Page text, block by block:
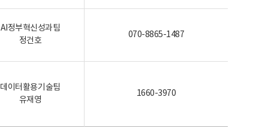
AI정부혁신성과팀
정건호
070-8865-1487
데이터활용기술팀
유재영
1660-3970